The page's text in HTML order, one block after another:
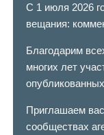
С 1 июля 2026
вещания:
Благодарим
многих лет
Приглашаем
сообществах